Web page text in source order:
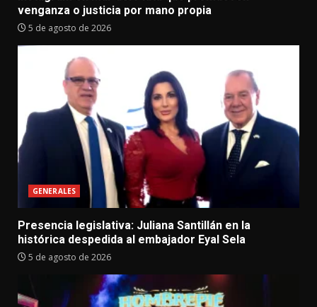
venganza o justicia por mano propia
5 de agosto de 2026
GENERALES
Presencia legislativa: Juliana Santillán en la
histórica despedida al embajador Eyal Sela
5 de agosto de 2026